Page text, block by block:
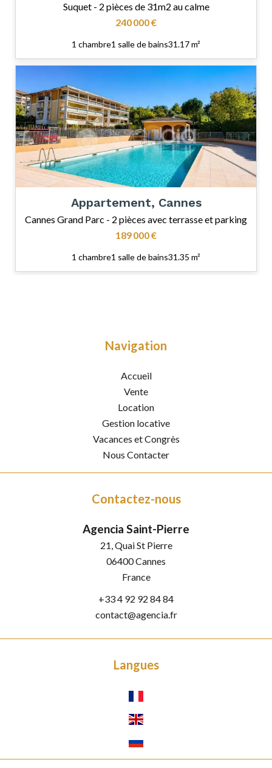
Suquet - 2 pièces de 31m2 au calme
240 000 €
1 chambre1 salle de bains31.17 m²
Appartement, Cannes
Cannes Grand Parc - 2 pièces avec terrasse et parking
189 000 €
1 chambre1 salle de bains31.35 m²
Navigation
Accueil
Vente
Location
Gestion locative
Vacances et Congrès
Nous Contacter
Contactez-nous
Agencia Saint-Pierre
21, Quai St Pierre
06400Cannes
France
+33 4 92 92 84 84
contact@agencia.fr
Langues